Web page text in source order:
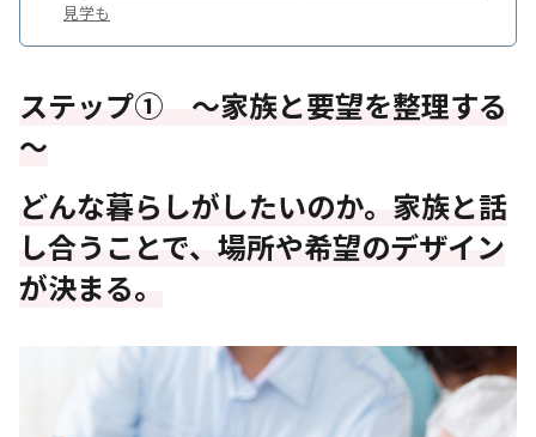
見学も
ステップ① ～家族と要望を整理する
～
どんな暮らしがしたいのか。家族と話
し合うことで、場所や希望のデザイン
が決まる。